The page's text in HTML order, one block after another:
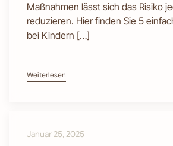
Maßnahmen lässt sich das Risiko
reduzieren. Hier finden Sie 5
bei Kindern […]
Weiterlesen
Januar 25, 2025